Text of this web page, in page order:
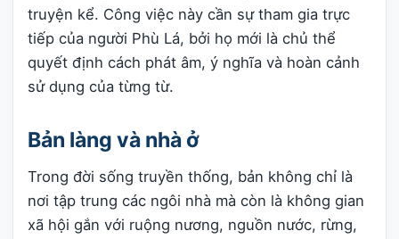
truyện kể. Công việc này cần sự tham gia trực
tiếp của người Phù Lá, bởi họ mới là chủ thể
quyết định cách phát âm, ý nghĩa và hoàn cảnh
sử dụng của từng từ.
Bản làng và nhà ở
Trong đời sống truyền thống, bản không chỉ là
nơi tập trung các ngôi nhà mà còn là không gian
xã hội gắn với ruộng nương, nguồn nước, rừng,